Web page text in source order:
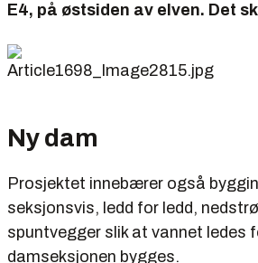
E4, på østsiden av elven. Det
Ny dam
Prosjektet innebærer også
seksjonsvis, ledd for ledd,
spuntvegger slik at vannet ledes
damseksjonen bygges.